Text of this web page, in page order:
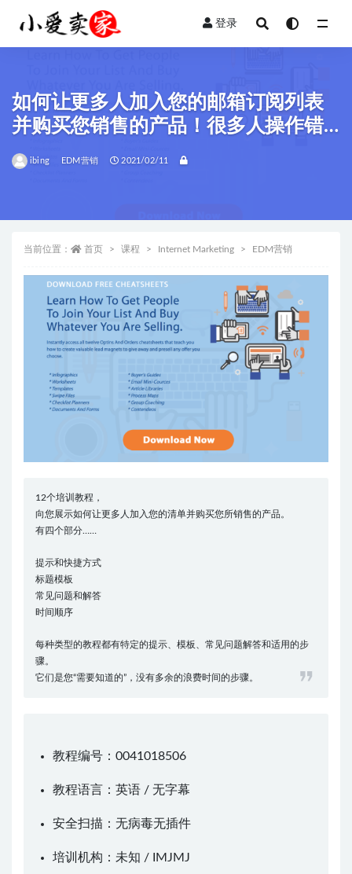
登录
如何让更多人加入您的邮箱订阅列表
并购买您销售的产品！很多人操作错
了
ibing EDM营销 2021/02/11
当前位置： 首页 课程 Internet Marketing EDM营销
12个培训教程，
向您展示如何让更多人加入您的清单并购买您所销售的产品。
有四个部分……
提示和快捷方式
标题模板
常见问题和解答
时间顺序
每种类型的教程都有特定的提示、模板、常见问题解答和适用的步
骤。
它们是您“需要知道的”，没有多余的浪费时间的步骤。
教程编号：0041018506
教程语言：英语 / 无字幕
安全扫描：无病毒无插件
培训机构：未知 / IMJMJ